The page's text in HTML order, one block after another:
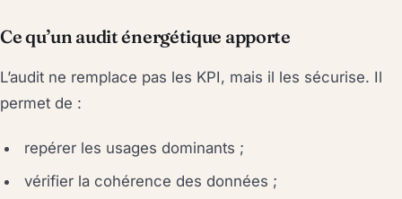
Ce qu’un audit énergétique apporte
L’audit ne remplace pas les KPI, mais il les sécurise. Il
permet de :
repérer les usages dominants ;
vérifier la cohérence des données ;